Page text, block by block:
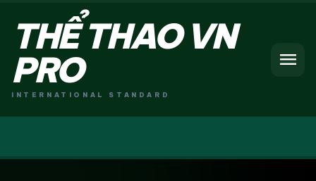
THỂ THAO VN
PRO
INTERNATIONAL STANDARD
menu